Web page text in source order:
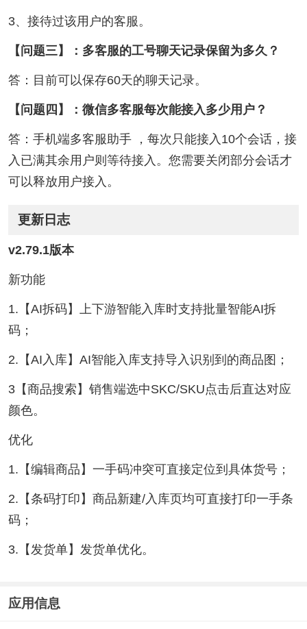
3、接待过该用户的客服。
【问题三】：多客服的工号聊天记录保留为多久？
答：目前可以保存60天的聊天记录。
【问题四】：微信多客服每次能接入多少用户？
答：手机端多客服助手 ，每次只能接入10个会话，接
入已满其余用户则等待接入。您需要关闭部分会话才
可以释放用户接入。
更新日志
v2.79.1版本
新功能
1.【AI拆码】上下游智能入库时支持批量智能AI拆
码；
2.【AI入库】AI智能入库支持导入识别到的商品图；
3【商品搜索】销售端选中SKC/SKU点击后直达对应
颜色。
优化
1.【编辑商品】一手码冲突可直接定位到具体货号；
2.【条码打印】商品新建/入库页均可直接打印一手条
码；
3.【发货单】发货单优化。
应用信息